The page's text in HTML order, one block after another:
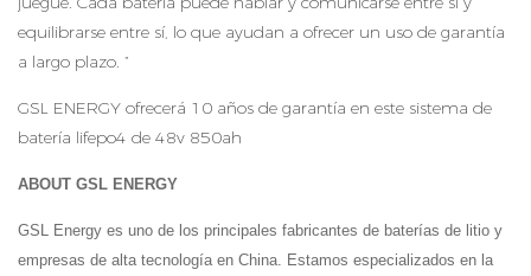
equilibrarse entre sí, lo que ayudan a ofrecer un uso de garantía
a largo plazo. “
GSL ENERGY ofrecerá 10 años de garantía en este sistema de
batería lifepo4 de 48v 850ah
ABOUT GSL ENERGY
GSL Energy es uno de los principales fabricantes de baterías de litio y
empresas de alta tecnología en China. Estamos especializados en la